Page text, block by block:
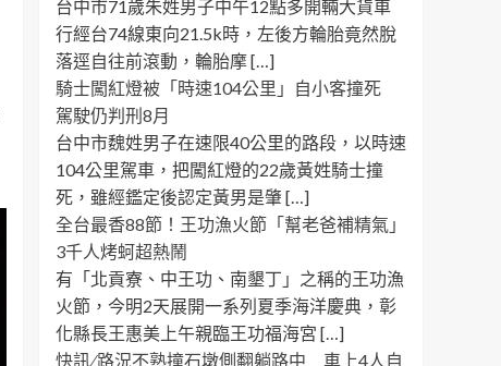
台中市71歲朱姓男子中午12點多開輛大貨車
行經台74線東向21.5k時，左後方輪胎竟然脫
落逕自往前滾動，輪胎摩 […]
騎士闖紅燈被「時速104公里」自小客撞死
駕駛仍判刑8月
台中市魏姓男子在速限40公里的路段，以時速
104公里駕車，把闖紅燈的22歲黃姓騎士撞
死，雖經鑑定後認定黃男是肇 […]
全台最香88節！王功漁火節「幫老爸補精氣」
3千人烤蚵超熱鬧
有「北貢寮、中王功、南墾丁」之稱的王功漁
火節，今明2天展開一系列夏季海洋慶典，彰
化縣長王惠美上午親臨王功福海宮 […]
快訊 ∕ 路況不熟撞石墩側翻躺路中 車上4人自